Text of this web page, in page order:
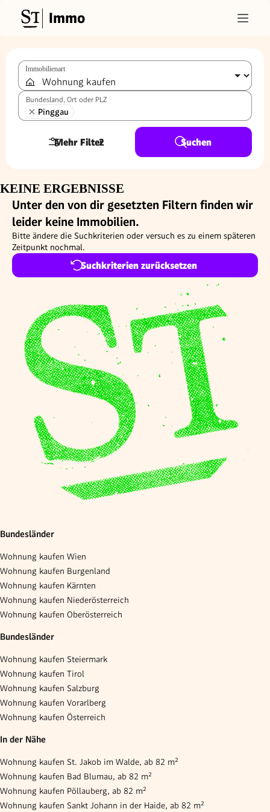
Immo
Immobilienart
Bundesland, Ort oder PLZ
Pinggau
Mehr Filter
2 Suchen
KEINE ERGEBNISSE
Unter den von dir gesetzten Filtern finden wir
leider keine Immobilien.
Bitte ändere die Suchkriterien oder versuch es zu einem späteren
Zeitpunkt nochmal.
Suchkriterien zurücksetzen
Bundesländer
Wohnung kaufen Wien
Wohnung kaufen Burgenland
Wohnung kaufen Kärnten
Wohnung kaufen Niederösterreich
Wohnung kaufen Oberösterreich
Bundesländer
Wohnung kaufen Steiermark
Wohnung kaufen Tirol
Wohnung kaufen Salzburg
Wohnung kaufen Vorarlberg
Wohnung kaufen Österreich
In der Nähe
Wohnung kaufen St. Jakob im Walde, ab 82 m²
Wohnung kaufen Bad Blumau, ab 82 m²
Wohnung kaufen Pöllauberg, ab 82 m²
Wohnung kaufen Sankt Johann in der Haide, ab 82 m²